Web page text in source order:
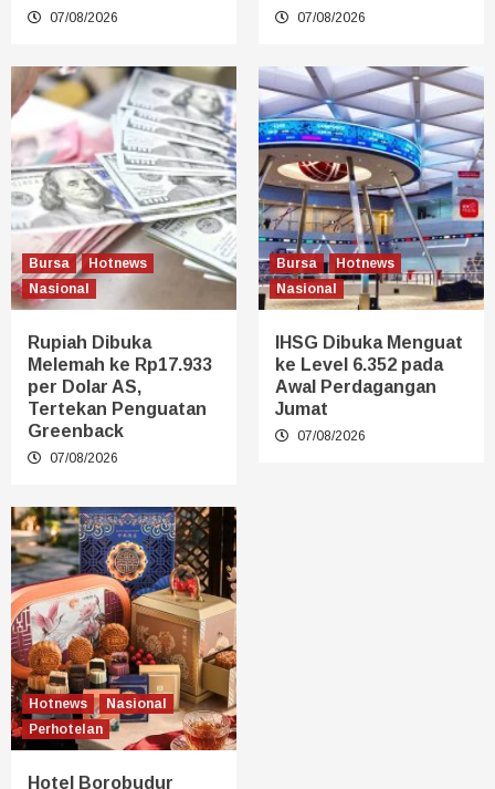
07/08/2026 07/08/2026
Bursa
Hotnews
Nasional
Rupiah Dibuka
Melemah ke Rp17.933
per Dolar AS,
Tertekan Penguatan
Greenback
07/08/2026
Bursa
Hotnews
Nasional
IHSG Dibuka Menguat
ke Level 6.352 pada
Awal Perdagangan
Jumat
07/08/2026
Hotnews
Nasional
Perhotelan
Hotel Borobudur